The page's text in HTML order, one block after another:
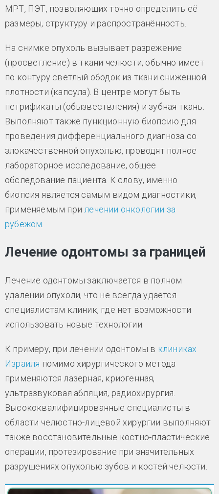
МРТ, ПЭТ, позволяющих точно определить её
размеры, структуру и распространённость.
На снимке опухоль вызывает разрежение
(просветление) в ткани челюсти, обычно имеет
по контуру светлый ободок из ткани сниженной
плотности (капсула). В центре могут быть
петрификаты (обызвествления) и зубная ткань.
Выполняют также пункционную биопсию для
проведения дифференциального диагноза со
злокачественной опухолью, проводят полное
лабораторное исследование, общее
обследование пациента. К слову, именно
биопсия является самым видом диагностики,
применяемым при лечении онкологии за
рубежом
Лечение одонтомы за границей
Лечение одонтомы заключается в полном
удалении опухоли, что не всегда удаётся
специалистам клиник, где нет возможности
использовать новые технологии.
К примеру, при лечении одонтомы в клиниках
Израиля помимо хирургического метода
применяются лазерная, криогенная,
ультразвуковая абляция, радиохирургия.
Высококвалифицированные специалисты в
области челюстно-лицевой хирургии выполняют
также восстановительные костно-пластические
операции, протезирование при значительных
разрушениях опухолью зубов и костей челюсти.